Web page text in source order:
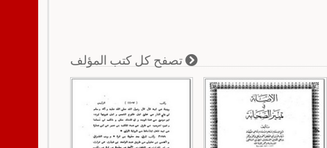
تصفح كل كتب المؤلف